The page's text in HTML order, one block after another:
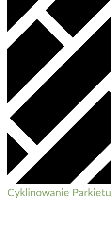
Cyklinowanie Parkietu